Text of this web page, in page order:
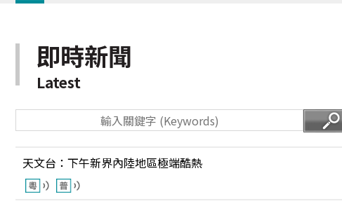
即時新聞
Latest
天文台：下午新界內陸地區極端酷熱